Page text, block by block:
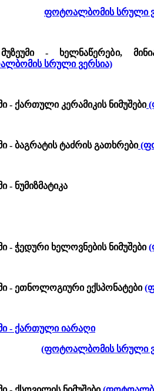
ფოტოალბომის სრული
- ხელნაწერები,
სრული ვერსია)
- ქართული კერამიკის ნიმუშები
- ბაგრატის ტაძრის გათხრები
- ნუმიზმატიკა
- ჭედური ხელოვნების ნიმუშები
- ეთნოლოგიური ექსპონატები
- ქართული იარაღი
(ფოტოალბომის სრული